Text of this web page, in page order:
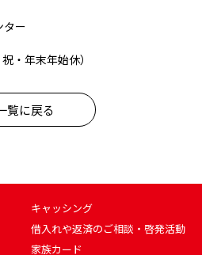
ター
・年末年始休）
覧に戻る
キャッシング
借入れや返済のご相談・啓発活動
家族カード